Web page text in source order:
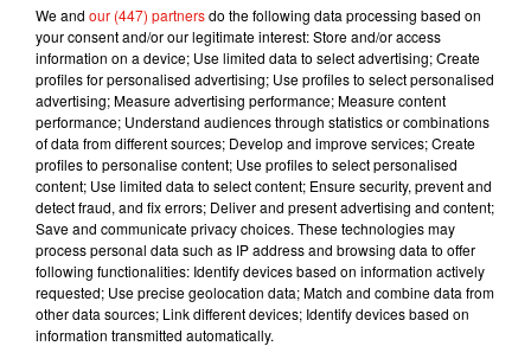
7 août 2026
7 août 2026
Madonna sort enfin le remix de « Love
Sensation » avec Kylie Minogue
7 août 2026
Tayc et Didi B dévoilent le single le plus
dansant de l’année
We and our (447) partnersdo the following data processing based on
your consent and/or our legitimate interest: Store and/or access
information on a device; Use limited data to select advertising; Create
profiles for personalised advertising; Use profiles to select personalised
advertising; Measure advertising performance; Measure content
performance; Understand audiences through statistics or combinations
of data from different sources; Develop and improve services; Create
profiles to personalise content; Use profiles to select personalised
content; Use limited data to select content; Ensure security, prevent and
detect fraud, and fix errors; Deliver and present advertising and content;
Save and communicate privacy choices. These technologies may
process personal data such as IP address and browsing data to offer
following functionalities: Identify devices based on information actively
requested; Use precise geolocation data; Match and combine data from
other data sources; Link different devices; Identify devices based on
information transmitted automatically.